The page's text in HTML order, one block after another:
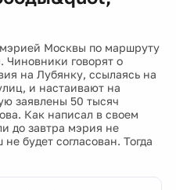
Москвы по маршруту
Чиновники говорят о
на Лубянку, ссылаясь на
и настаивают на
заявлены 50 тысяч
Как написал в своем
до завтра мэрия не
будет согласован. Тогда